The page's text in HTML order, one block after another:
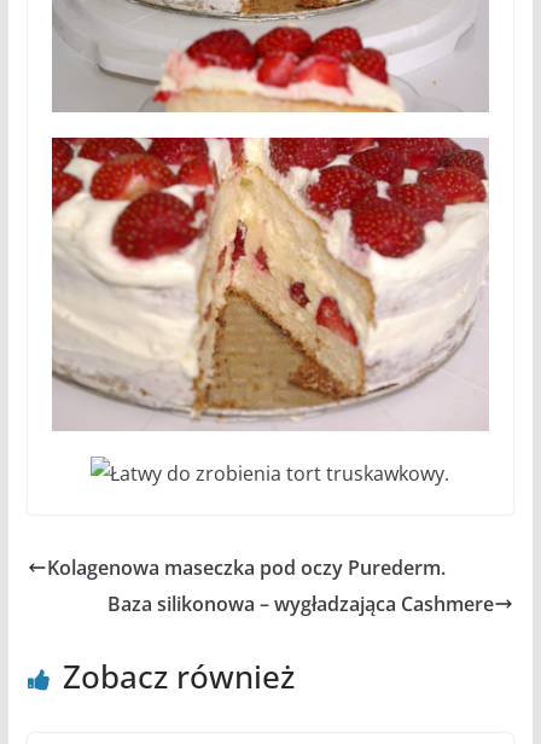
Kolagenowa maseczka pod oczy Purederm.
Baza silikonowa – wygładzająca Cashmere
Zobacz również